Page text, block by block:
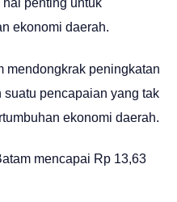
penting untuk
ekonomi daerah.
mendongkrak peningkatan
pencapaian yang tak
ekonomi daerah.
mencapai Rp 13,63